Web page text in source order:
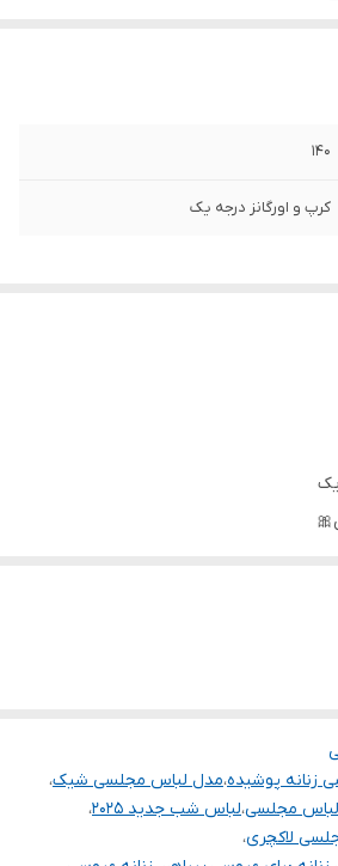
۱۴۰
کرپ و اورگانز درجه یک
مدل دقت کنید مشخصات لباس ها زیر
سایت امکان مرجوع ندارد و فقط امکان
زنانه پوشیده،مدل لباس مجلسی شیک،
مجلسی،لباس شب جدید ۲۰۲۵
،
لاکچری،